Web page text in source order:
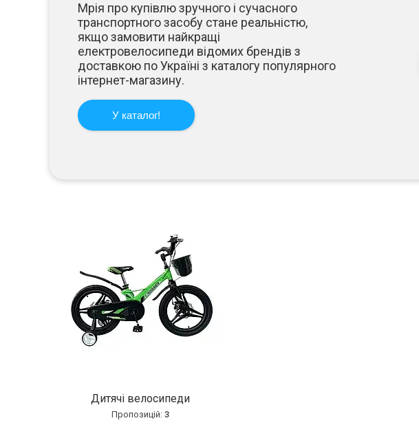
Мрія про купівлю зручного і сучасного
транспортного засобу стане реальністю,
якщо замовити найкращі
електровелосипеди відомих брендів з
доставкою по Україні з каталогу популярного
інтернет-магазину.
У каталог!
Дитячі велосипеди
3